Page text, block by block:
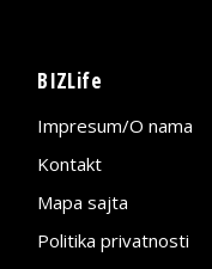
BIZLife
Impresum/O nama
Kontakt
Mapa sajta
Politika privatnosti